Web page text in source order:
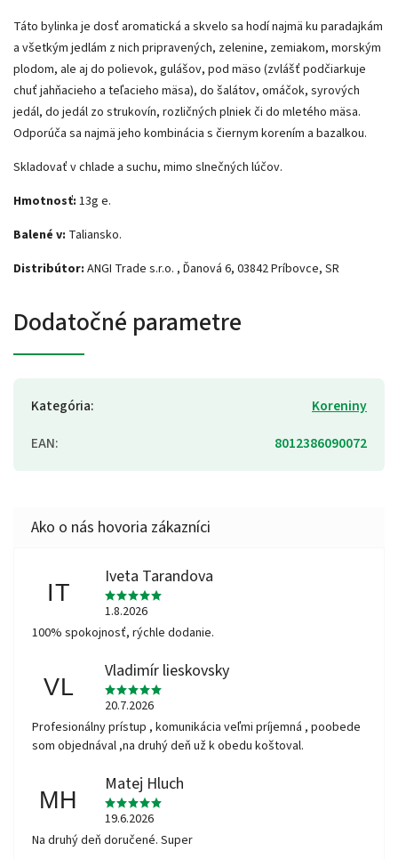
Táto bylinka je dosť aromatická a skvelo sa hodínajmä ku paradajkám
a všetkým jedlám z nich pripravených, zelenine, zemiakom, morským
plodom, ale aj do polievok, gulášov, pod mäso (zvlášť podčiarkuje
chuť jahňacieho a teľacieho mäsa), do šalátov, omáčok, syrových
jedál, do jedál zo strukovín, rozličných plniek či do mletého mäsa.
Odporúča sa najmä jeho kombinácia s čiernym korením a bazalkou.
Skladovať v chlade a suchu, mimo slnečných lúčov.
Hmotnosť: 13g e.
Balené v: Taliansko.
Distribútor: ANGI Trade s.r.o. , Ďanová 6, 03842 Príbovce, SR
Dodatočné parametre
Kategória:
Koreniny
EAN: 8012386090072
IT
Iveta Tarandova
1.8.2026
100% spokojnosť, rýchle dodanie.
VL
Vladimír lieskovsky
20.7.2026
Profesionálny prístup , komunikácia veľmi príjemná , poobede
som objednával ,na druhý deň už k obedu koštoval.
MH
Matej Hluch
19.6.2026
Na druhý deň doručené. Super